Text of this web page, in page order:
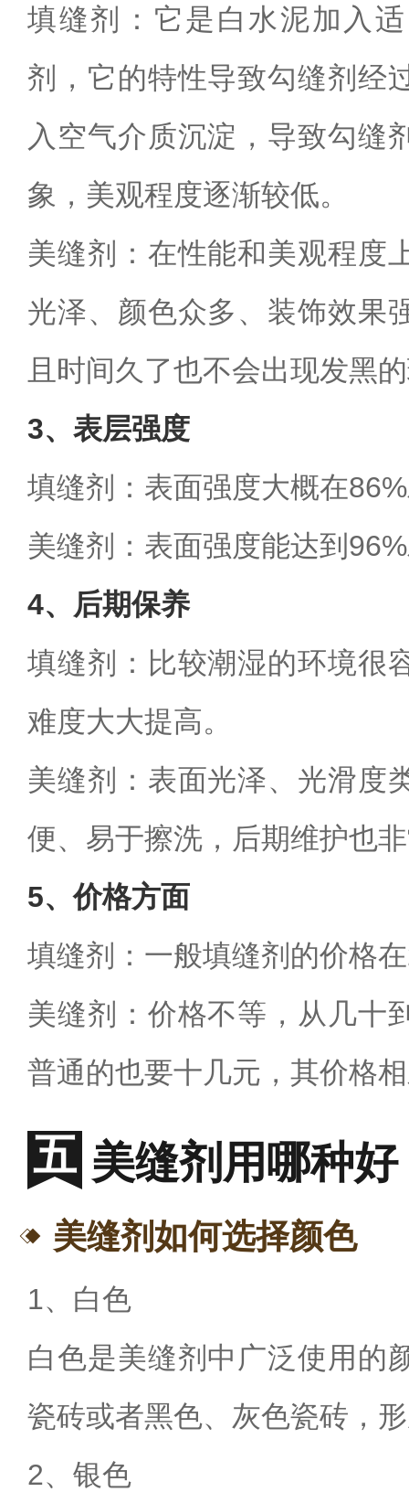
填缝剂：它是白水泥加入
剂，它的特性导致勾缝剂经
入空气介质沉淀，导致勾缝
象，美观程度逐渐较低。
美缝剂：在性能和美观程度
光泽、颜色众多、装饰效果
且时间久了也不会出现发黑
3、表层强度
填缝剂：表面强度大概在86%
美缝剂：表面强度能达到 96%
4、后期保养
填缝剂：比较潮湿的环境很
难度大大提高。
美缝剂：表面光泽、光滑度
便、易于擦洗，后期维护也
5、价格方面
填缝剂：一般填缝剂的价格在
美缝剂：价格不等，从几十
普通的也要十几元，其价格
美缝剂用哪种好
美缝剂如何选择颜色
1、白色
白色是美缝剂中广泛使用的
瓷砖或者黑色、灰色瓷砖，
2、银色